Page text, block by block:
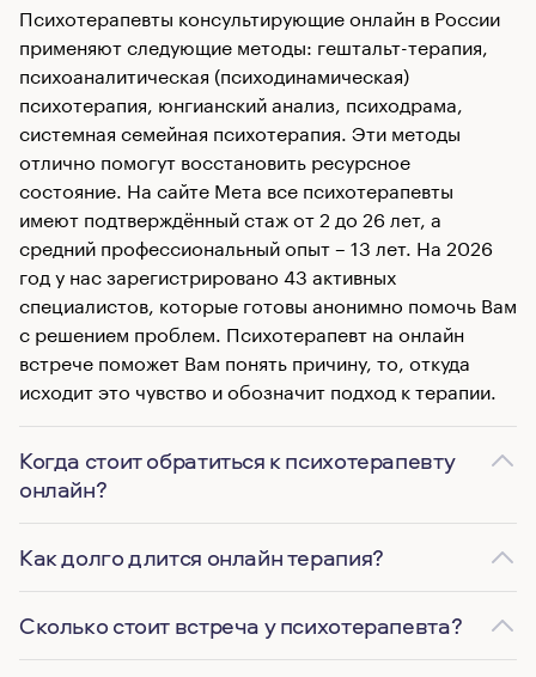
Психотерапевты консультирующие онлайн в России
применяют следующие методы: гештальт-терапия,
психоаналитическая (психодинамическая)
психотерапия, юнгианский анализ, психодрама,
системная семейная психотерапия. Эти методы
отлично помогут восстановить ресурсное
состояние. На сайте Мета все психотерапевты
имеют подтверждённый стаж от 2 до 26 лет, а
средний профессиональный опыт – 13 лет. На 2026
год у нас зарегистрировано 43 активных
специалистов, которые готовы анонимно помочь Вам
с решением проблем. Психотерапевт на онлайн
встрече поможет Вам понять причину, то, откуда
исходит это чувство и обозначит подход к терапии.
Когда стоит обратиться к психотерапевту
онлайн?
Как долго длится онлайн терапия?
Сколько стоит встреча у психотерапевта?